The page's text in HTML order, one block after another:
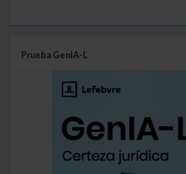
Prueba GenIA-L